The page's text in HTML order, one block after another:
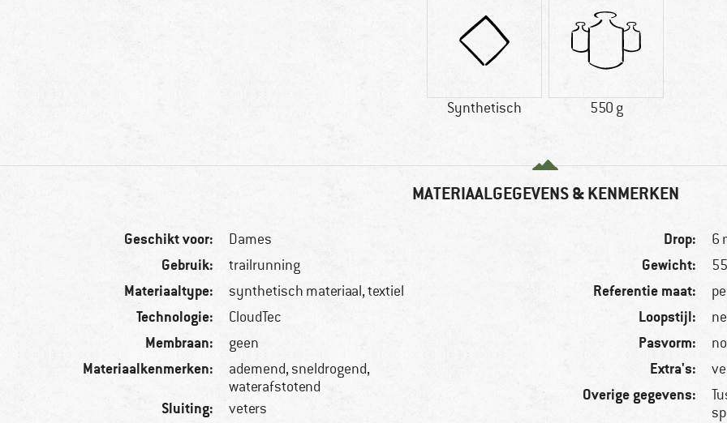
Synthetisch 550 g
MATERIAALGEGEVENS & KENMERKEN
Geschikt voor: Dames
Gebruik: trailrunning
Materiaaltype: synthetisch materiaal, textiel
Technologie: CloudTec
Membraan: geen
Materiaalkenmerken:
ademend, sneldrogend,
waterafstotend
Sluiting: veters
Drop: 6
Gewicht:
Referentie maat:
Loopstijl:
Pasvorm:
Extra's:
Overige gegevens: